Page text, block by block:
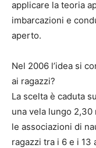
applicare la teoria
imbarcazioni e
aperto.
Nel 2006 l’idea si
ai ragazzi?
La scelta è caduta
una vela lungo
le associazioni di
ragazzi tra i 6 e i 13